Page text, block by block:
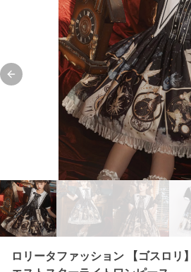
Previous slide
ロリータファッション 【ゴスロリ